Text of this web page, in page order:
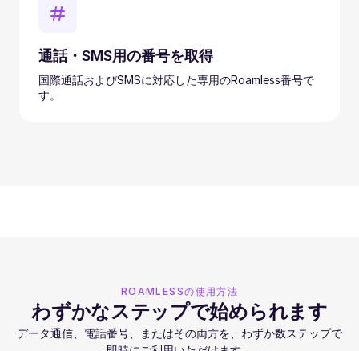
通話・SMS用の番号を取得
国際通話およびSMSに対応した専用のRoamless番号で
す。
ROAMLESSの使用方法
わずかなステップで始められます
データ通信、電話番号、またはその両方を、わずか数ステップで